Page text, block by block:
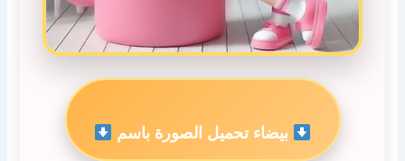
بيضاء تحميل الصورة باسم